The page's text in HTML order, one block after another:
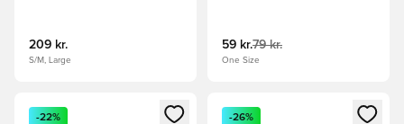
209 kr.
S/M, Large
59 kr.79 kr.
One Size
Åbner en Modal til at logge ind eller tilmelde dig som
-22%
Åbner en Modal til at logge
-26%